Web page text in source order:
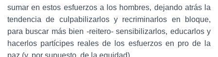
sumar en estos esfuerzos a los hombres, dejando atrás la
tendencia de culpabilizarlos y recriminarlos en bloque,
para buscar más bien -reitero- sensibilizarlos, educarlos y
hacerlos partícipes reales de los esfuerzos en pro de la
paz (y, por supuesto, de la equidad)…